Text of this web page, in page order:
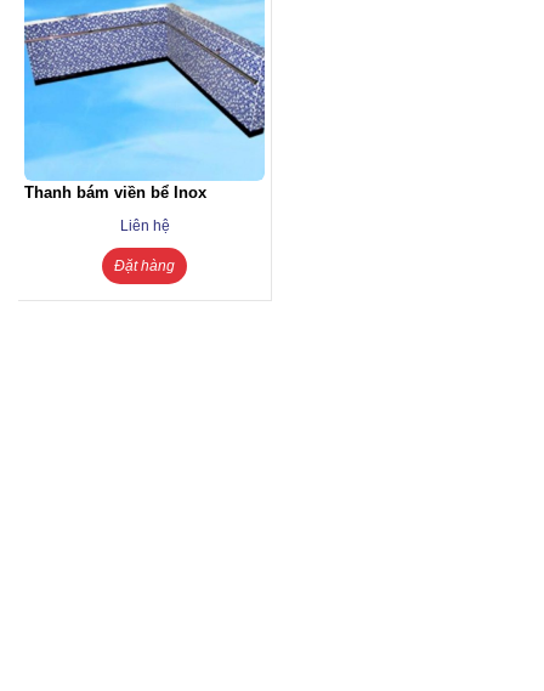
Thanh bám viền bể Inox
Liên hệ
Đặt hàng